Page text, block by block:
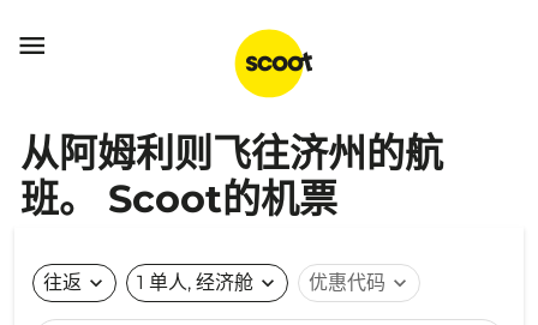

从阿姆利则飞往济州的航
班。 Scoot的机票
往返 expand_more 1 单人, 经济舱 expand_more 优惠代码 expand_more